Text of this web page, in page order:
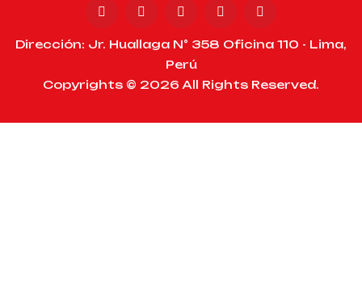
Dirección: Jr. Huallaga N° 358 Oficina 110 - Lima,
Perú
Copyrights © 2026 All Rights Reserved.